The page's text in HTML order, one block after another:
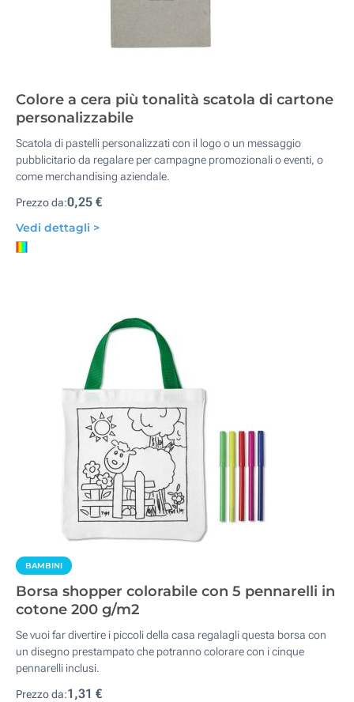
Colore a cera più tonalità scatola di cartone
personalizzabile
Scatola di pastelli personalizzati con il logo o un messaggio
pubblicitario da regalare per campagne promozionali o eventi, o
come merchandising aziendale.
Prezzo da:0,25 €
Vedi dettagli >
BAMBINI
Borsa shopper colorabile con 5 pennarelli in
cotone 200 g/m2
Se vuoi far divertire i piccoli della casa regalagli questa borsa con
un disegno prestampato che potranno colorare con i cinque
pennarelli inclusi.
Prezzo da:1,31 €